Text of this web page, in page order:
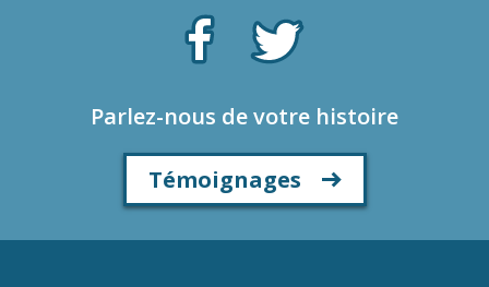
Parlez-nous de votre histoire
Témoignages